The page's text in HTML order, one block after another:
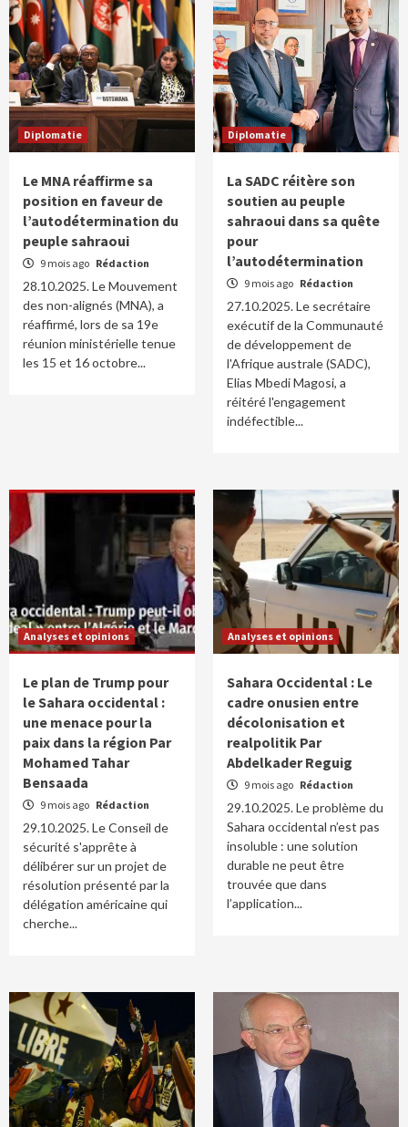
Diplomatie
Le MNA réaffirme sa
position en faveur de
l’autodétermination du
peuple sahraoui
9 mois ago Rédaction
28.10.2025. Le Mouvement
des non-alignés (MNA), a
réaffirmé, lors de sa 19e
réunion ministérielle tenue
les 15 et 16 octobre...
Diplomatie
La SADC réitère son
soutien au peuple
sahraoui dans sa quête
pour
l’autodétermination
9 mois ago Rédaction
27.10.2025. Le secrétaire
exécutif de la Communauté
de développement de
l'Afrique australe (SADC),
Elias Mbedi Magosi, a
réitéré l'engagement
indéfectible...
Analyses et opinions
Le plan de Trump pour
le Sahara occidental :
une menace pour la
paix dans la région Par
Mohamed Tahar
Bensaada
9 mois ago Rédaction
29.10.2025. Le Conseil de
sécurité s'apprête à
délibérer sur un projet de
résolution présenté par la
délégation américaine qui
cherche...
Analyses et opinions
Sahara Occidental : Le
cadre onusien entre
décolonisation et
realpolitik Par
Abdelkader Reguig
9 mois ago Rédaction
29.10.2025. Le problème du
Sahara occidental n’est pas
insoluble : une solution
durable ne peut être
trouvée que dans
l’application...